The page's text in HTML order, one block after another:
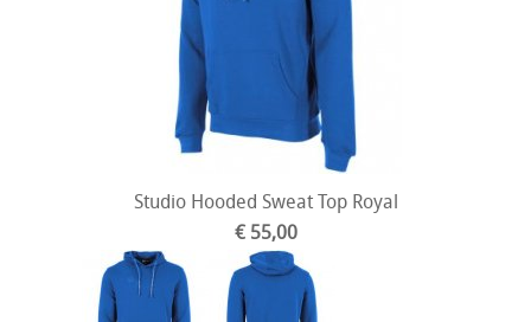
Studio Hooded Sweat Top Royal
€ 55,00